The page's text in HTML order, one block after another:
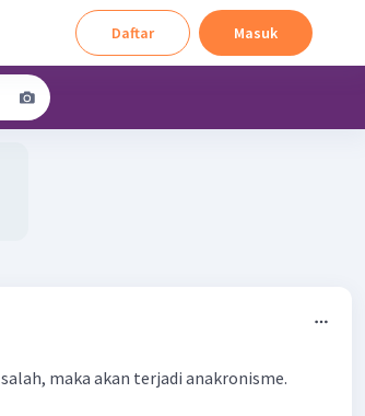
Daftar Masuk
maka akan terjadi anakronisme.